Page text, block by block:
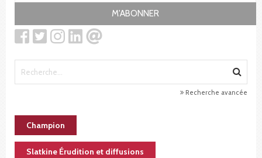
M'ABONNER
Recherche avancée
Champion
Slatkine Érudition et diffusions